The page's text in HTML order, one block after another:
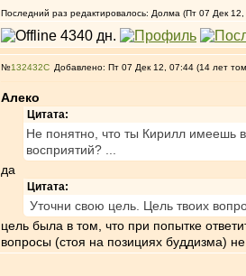
Последний раз редактировалось: Долма (Пт 07 Дек 12,
№132432 Добавлено: Пт 07 Дек 12, 07:44 (14 лет
Алеко
Цитата:
Не понятно, что ты Кирилл имеешь
восприятий? ...
да
Цитата:
Уточни свою цель. Цель твоих
цель была в том, что при попытке
вопросы (стоя на позициях буддизма)